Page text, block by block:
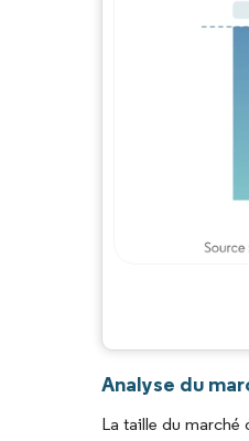
Analyse du
La taille du marché